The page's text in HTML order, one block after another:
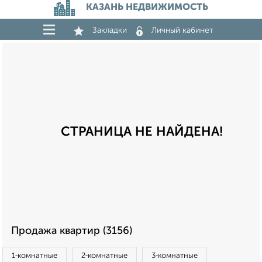
КАЗАНЬ НЕДВИЖИМОСТЬ
Закладки Личный кабинет
СТРАНИЦА НЕ НАЙДЕНА!
Продажа квартир (3156)
1‑комнатные 2‑комнатные 3‑комнатные